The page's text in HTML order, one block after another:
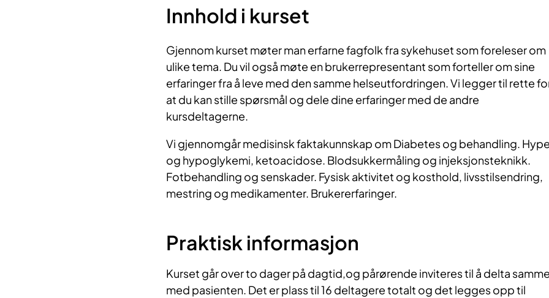
Innhold i kurset​
Gjenno​m kurset møter man erfarne fagfolk fra sykehuset som foreleser om
ulike tema. Du vil også møte en brukerrepresentant som forteller om sine
erfaringer fra å leve med den samme helseutfordringen. Vi legger til rette
at du kan stille spørsmål og dele dine erfaringer med de andre
kursdeltagerne.​
Vi gjennomgår medisinsk faktakunnskap om Diabetes og behandling.
og hypoglykemi, ketoacidose. Blodsukkermåling og injeksjonsteknikk.
Fotbehandling og senskader. Fysisk aktivitet og kosthold, livsstilsendring,
mestring og medikamenter. Brukererfaringer.
Praktisk informasjon
Kurset går over to dager på dagtid,og pårørende inviteres til å delta
med pasienten. Det er plass til 16 deltagere totalt og det legges opp til